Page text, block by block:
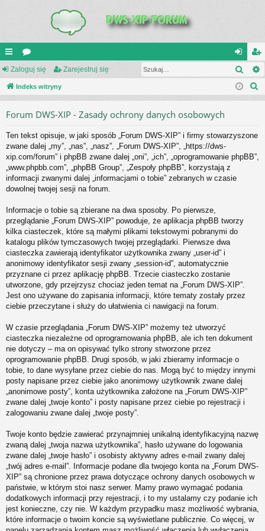
UI
C
IN
K
S
or
a
al
og
ę
ar
ej
si
Zaloguj się Zarejestruj się
Indeks witryny
Forum DWS-XIP - Zasady ochrony danych osobowych
Ten tekst opisuje, w jaki sposób „Forum DWS-XIP” i firmy stowarzyszone
zwane dalej „my”, „nas”, „nasz”, „Forum DWS-XIP”, „https://dws-
xip.com/forum” i phpBB zwane dalej „oni”, „ich”, „oprogramowanie phpBB”,
„www.phpbb.com”, „phpBB Group”, „Zespoły phpBB”, korzystają z
informacji zwanymi dalej „informacjami o tobie” zebranych w czasie
dowolnej twojej sesji na forum.
Informacje o tobie są zbierane na dwa sposoby. Po pierwsze,
przeglądanie „Forum DWS-XIP” powoduje, że aplikacja phpBB tworzy
kilka ciasteczek, które są małymi plikami tekstowymi pobranymi do
katalogu plików tymczasowych twojej przeglądarki. Pierwsze dwa
ciasteczka zawierają identyfikator użytkownika zwany „user-id” i
anonimowy identyfikator sesji zwany „session-id”, automatycznie
przyznane ci przez aplikację phpBB. Trzecie ciasteczko zostanie
utworzone, gdy przejrzysz chociaż jeden temat na „Forum DWS-XIP”.
Jest ono używane do zapisania informacji, które tematy zostały przez
ciebie przeczytane i służy do ułatwienia ci nawigacji na forum.
W czasie przeglądania „Forum DWS-XIP” możemy też utworzyć
ciasteczka niezależne od oprogramowania phpBB, ale ich ten dokument
nie dotyczy – ma on opisywać tylko strony stworzone przez
oprogramowanie phpBB. Drugi sposób, w jaki zbieramy informacje o
tobie, to dane wysyłane przez ciebie do nas. Mogą być to między innymi
posty napisane przez ciebie jako anonimowy użytkownik zwane dalej
„anonimowe posty”, konta użytkownika założone na „Forum DWS-XIP”
zwane dalej „twoje konto” i posty napisane przez ciebie po rejestracji i
zalogowaniu zwane dalej „twoje posty”.
Twoje konto będzie zawierać przynajmniej unikalną identyfikacyjną nazwę
zwaną dalej „twoja nazwa użytkownika”, hasło używane do logowania
zwane dalej „twoje hasło” i osobisty aktywny adres e-mail zwany dalej
„twój adres e-mail”. Informacje podane dla twojego konta na „Forum DWS-
XIP” są chronione przez prawa dotyczące ochrony danych osobowych w
państwie, w którym stoi nasz serwer. Mamy prawo wymagać podania
dodatkowych informacji przy rejestracji, i to my ustalamy czy podanie ich
jest konieczne, czy nie. W każdym przypadku masz możliwość wybrania,
które informacje o twoim koncie są wyświetlane publicznie. Co więcej, w